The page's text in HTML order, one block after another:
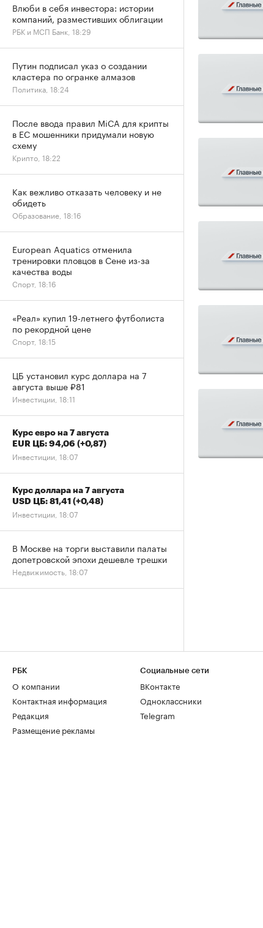
Влюби в себя инвестора: истории
компаний, разместивших облигации
РБК и МСП Банк, 18:29
Путин подписал указ о создании
кластера по огранке алмазов
Политика, 18:24
После ввода правил MiCA для крипты
в ЕС мошенники придумали новую
схему
Крипто, 18:22
Как вежливо отказать человеку и не
обидеть
Образование, 18:16
European Aquatics отменила
тренировки пловцов в Сене из-за
качества воды
Спорт, 18:16
«Реал» купил 19-летнего футболиста
по рекордной цене
Спорт, 18:15
ЦБ установил курс доллара на 7
августа выше ₽81
Инвестиции, 18:11
Курс евро на 7 августа
EUR ЦБ: 94,06 (+0,87)
Инвестиции, 18:07
Курс доллара на 7 августа
USD ЦБ: 81,41 (+0,48)
Инвестиции, 18:07
В Москве на торги выставили палаты
допетровской эпохи дешевле трешки
Недвижимость, 18:07
РБК
О компании
Контактная информация
Редакция
Размещение рекламы
Социальные сети
ВКонтакте
Одноклассники
Telegram